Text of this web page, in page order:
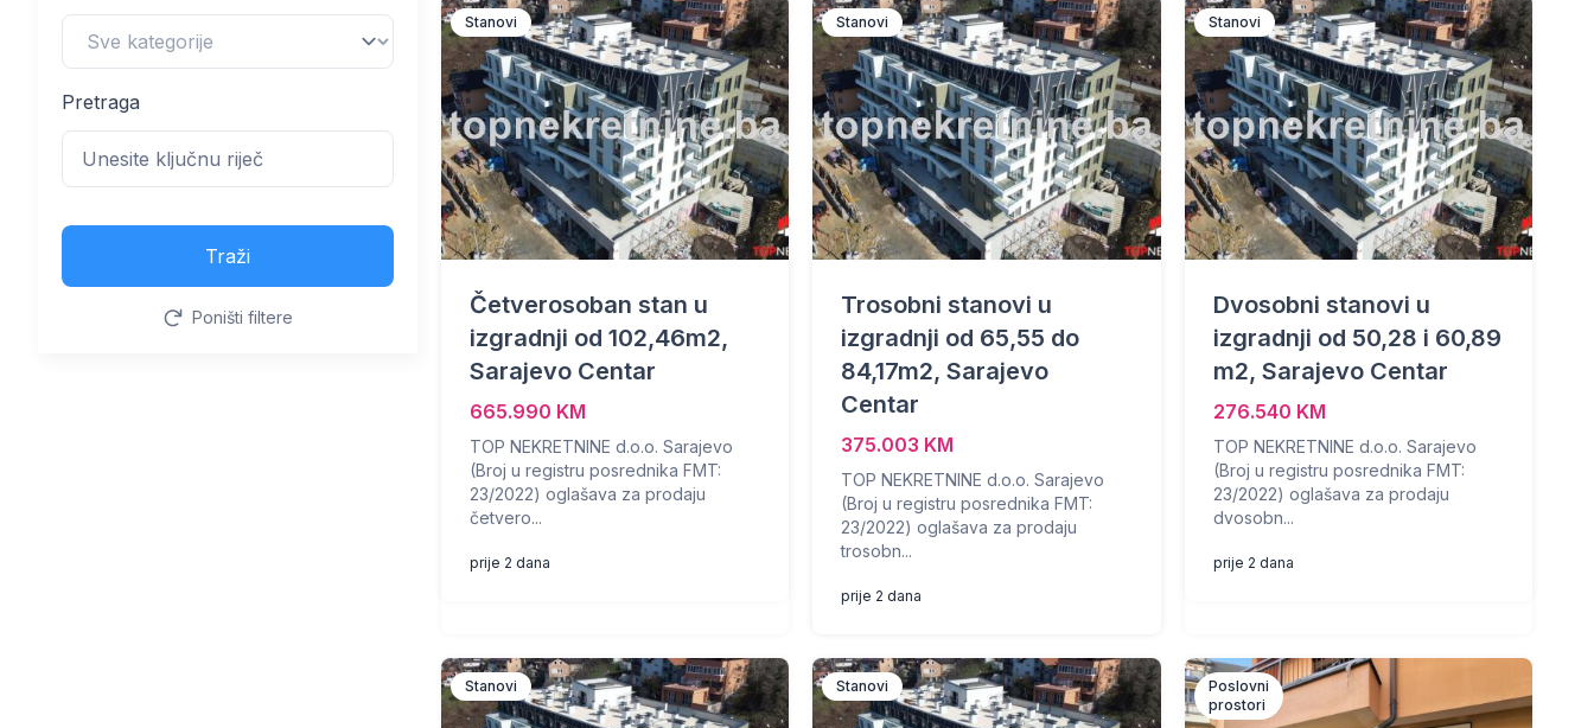
Pretraga
Traži
Poništi filtere
Stanovi
Četverosoban stan u
izgradnji od 102,46m2,
Sarajevo Centar
665.990 KM
TOP NEKRETNINE d.o.o. Sarajevo
(Broj u registru posrednika FMT:
23/2022) oglašava za prodaju
četvero...
prije 2 dana
Stanovi
Trosobni stanovi u
izgradnji od 65,55 do
84,17m2, Sarajevo
Centar
375.003 KM
TOP NEKRETNINE d.o.o. Sarajevo
(Broj u registru posrednika FMT:
23/2022) oglašava za prodaju
trosobn...
prije 2 dana
Stanovi
Dvosobni stanovi u
izgradnji od 50,28 i 60,89
m2, Sarajevo Centar
276.540 KM
TOP NEKRETNINE d.o.o. Sarajevo
(Broj u registru posrednika FMT:
23/2022) oglašava za prodaju
dvosobn...
prije 2 dana
Stanovi Stanovi
Poslovni
prostori